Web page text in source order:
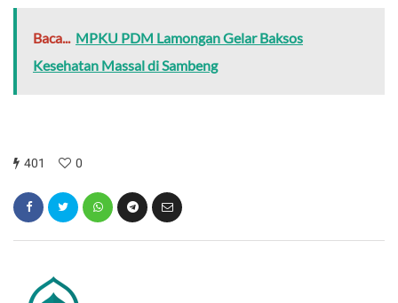
Baca... MPKU PDM Lamongan Gelar Baksos
Kesehatan Massal di Sambeng
401 0